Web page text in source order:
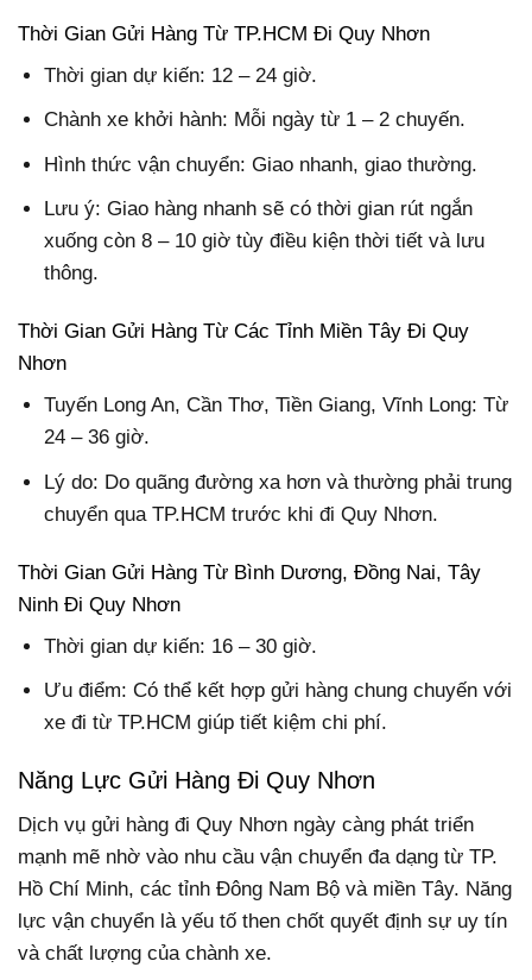
Thời Gian Gửi Hàng Từ TP.HCM Đi Quy Nhơn
Thời gian dự kiến: 12 – 24 giờ.
Chành xe khởi hành: Mỗi ngày từ 1 – 2 chuyến.
Hình thức vận chuyển: Giao nhanh, giao thường.
Lưu ý: Giao hàng nhanh sẽ có thời gian rút ngắn
xuống còn 8 – 10 giờ tùy điều kiện thời tiết và lưu
thông.
Thời Gian Gửi Hàng Từ Các Tỉnh Miền Tây Đi Quy
Nhơn
Tuyến Long An, Cần Thơ, Tiền Giang, Vĩnh Long: Từ
24 – 36 giờ.
Lý do: Do quãng đường xa hơn và thường phải trung
chuyển qua TP.HCM trước khi đi Quy Nhơn.
Thời Gian Gửi Hàng Từ Bình Dương, Đồng Nai, Tây
Ninh Đi Quy Nhơn
Thời gian dự kiến: 16 – 30 giờ.
Ưu điểm: Có thể kết hợp gửi hàng chung chuyến với
xe đi từ TP.HCM giúp tiết kiệm chi phí.
Năng Lực Gửi Hàng Đi Quy Nhơn
Dịch vụ gửi hàng đi Quy Nhơn ngày càng phát triển
mạnh mẽ nhờ vào nhu cầu vận chuyển đa dạng từ TP.
Hồ Chí Minh, các tỉnh Đông Nam Bộ và miền Tây. Năng
lực vận chuyển là yếu tố then chốt quyết định sự uy tín
và chất lượng của chành xe.